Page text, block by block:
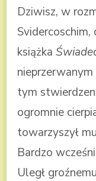
Dziwisz, w
książka
tym
ogromnie
towarzyszył
Bardzo
Uległ